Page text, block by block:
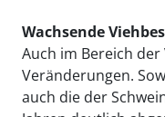
Wachsende
Auch im Bereich
Veränderungen.
auch die der